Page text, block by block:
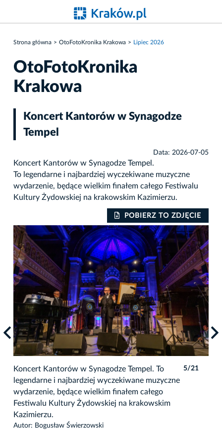
Strona główna OtoFotoKronika Krakowa Lipiec 2026
OtoFotoKronika
Krakowa
Koncert Kantorów w Synagodze
Tempel
Data: 2026-07-05
Koncert Kantorów w Synagodze Tempel.
To legendarne i najbardziej wyczekiwane muzyczne
wydarzenie, będące wielkim finałem całego Festiwalu
Kultury Żydowskiej na krakowskim Kazimierzu.
POBIERZ TO ZDJĘCIE
Koncert Kantorów w Synagodze Tempel. To
legendarne i najbardziej wyczekiwane muzyczne
wydarzenie, będące wielkim finałem całego
Festiwalu Kultury Żydowskiej na krakowskim
Kazimierzu.
Autor: Bogusław Świerzowski
5/21